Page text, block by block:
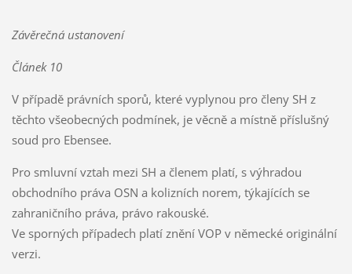
Závěrečná ustanovení
Článek 10
V případě právních sporů, které vyplynou pro členy SH z
těchto všeobecných podmínek, je věcně a místně příslušný
soud pro Ebensee.
Pro smluvní vztah mezi SH a členem platí, s výhradou
obchodního práva OSN a kolizních norem, týkajících se
zahraničního práva, právo rakouské.
Ve sporných případech platí znění VOP v německé originální
verzi.